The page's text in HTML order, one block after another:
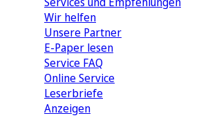
Wir helfen
Unsere Partner
E-Paper lesen
Service FAQ
Online Service
Leserbriefe
Anzeigen